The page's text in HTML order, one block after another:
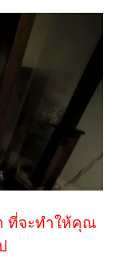
ที่จะทำให้คุณ